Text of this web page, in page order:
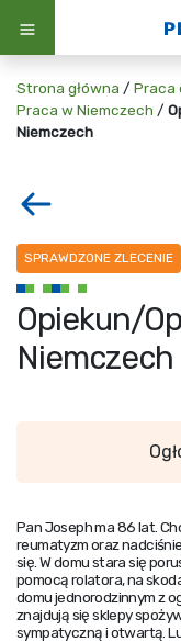
Strona główna / Praca
Praca w Niemczech /
Niemczech
SPRAWDZONE ZLECENIE
Opiekun/
Niemczech
Pan Joseph ma 86 lat.
reumatyzm oraz
się. W domu stara się
pomocą rolatora, na
domu jednorodzinnym z
znajdują się sklepy
sympatyczną i otwartą.